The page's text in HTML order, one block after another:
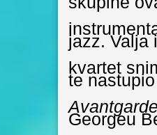
jazz. Valja
kvartet
te
Georgeu